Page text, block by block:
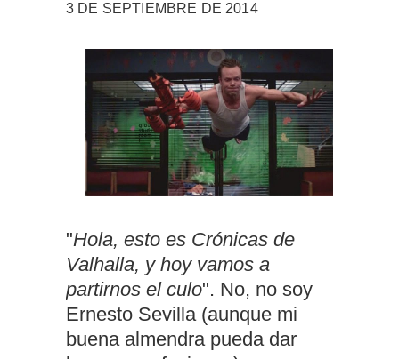
3 DE SEPTIEMBRE DE 2014
"Hola, esto es Crónicas de
Valhalla, y hoy vamos a
partirnos el culo". No, no soy
Ernesto Sevilla (aunque mi
buena almendra pueda dar